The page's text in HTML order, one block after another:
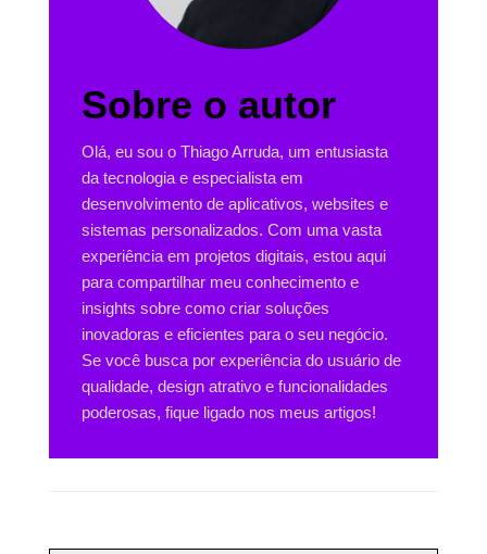
Sobre o autor
Olá, eu sou o Thiago Arruda, um entusiasta
da tecnologia e especialista em
desenvolvimento de aplicativos, websites e
sistemas personalizados. Com uma vasta
experiência em projetos digitais, estou aqui
para compartilhar meu conhecimento e
insights sobre como criar soluções
inovadoras e eficientes para o seu negócio.
Se você busca por experiência do usuário de
qualidade, design atrativo e funcionalidades
poderosas, fique ligado nos meus artigos!